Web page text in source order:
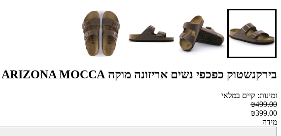
בירקנשטוק כפכפי נשים אריזונה מוקה BIRKENSTOCK ARIZONA MOCCA -
זמינות: קיים במלאי
₪499.00
₪399.00
מידה